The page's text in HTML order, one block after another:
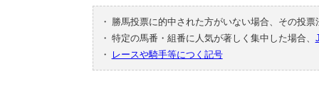
・
勝馬投票に的中された方がいない場合、その投
・ 特定の馬番・組番に人気が著しく集中した場合、
・
レースや騎手等につく記号